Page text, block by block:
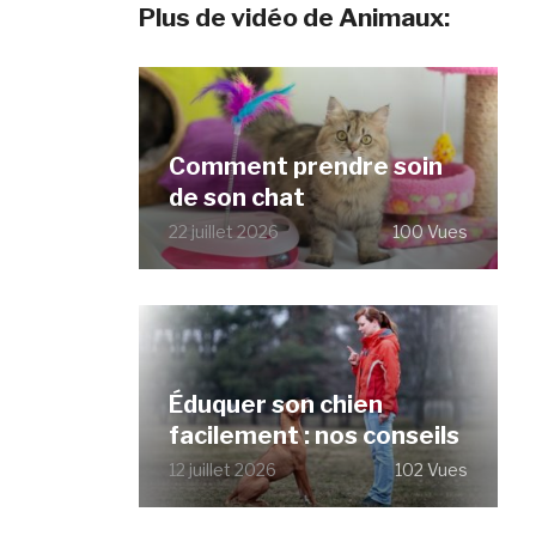
Plus de vidéo de Animaux:
Comment prendre soin
de son chat
22 juillet 2026 100 Vues
Éduquer son chien
facilement : nos conseils
12 juillet 2026 102 Vues